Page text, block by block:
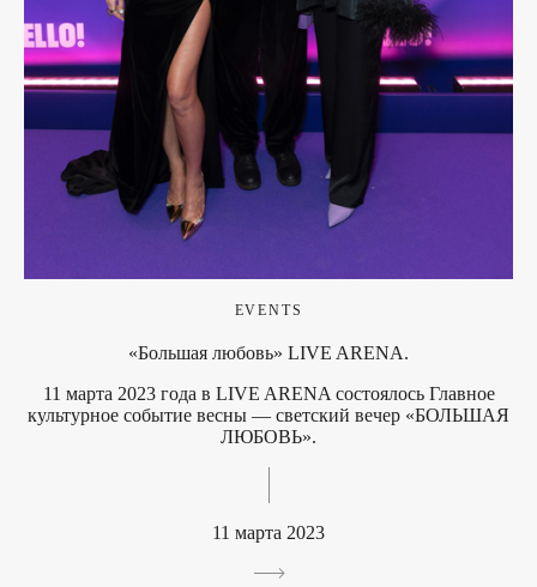
EVENTS
«Большая любовь» LIVE ARENA.
11 марта 2023 года в LIVE ARENA состоялось Главное
культурное событие весны — светский вечер «БОЛЬШАЯ
ЛЮБОВЬ».
11 марта 2023